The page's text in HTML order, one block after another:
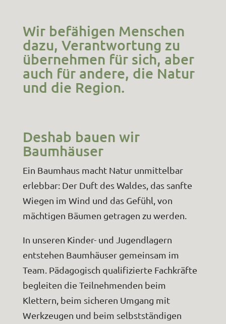
Wir befähigen Menschen
dazu, Verantwortung zu
übernehmen für sich, aber
auch für andere, die Natur
und die Region.
Deshab bauen wir
Baumhäuser
Ein Baumhaus macht Natur unmittelbar
erlebbar: Der Duft des Waldes, das sanfte
Wiegen im Wind und das Gefühl, von
mächtigen Bäumen getragen zu werden.
In unseren Kinder- und Jugendlagern
entstehen Baumhäuser gemeinsam im
Team. Pädagogisch qualifizierte Fachkräfte
begleiten die Teilnehmenden beim
Klettern, beim sicheren Umgang mit
Werkzeugen und beim selbstständigen